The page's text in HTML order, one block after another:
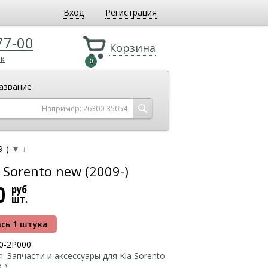
Вход Регистрация
Корзина
0
00
Например: 26300-35054
) ▼ ↓
new (2009-)
руб
шт.
1 штука
2P000
Запчасти и аксессуары для Kia Sorento